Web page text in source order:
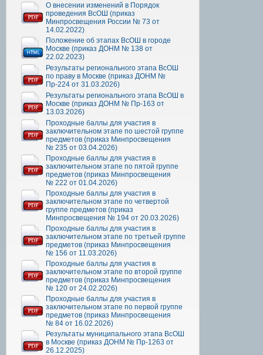
О внесении изменений в Порядок
проведения ВсОШ (приказ
Минпросвещения России № 73 от
14.02.2022)
Положение об этапах ВсОШ в городе
Москве (приказ ДОНМ № 138 от
22.02.2023)
Результаты регионального этапа ВсОШ
по праву в Москве (приказ ДОНМ №
Пр-224 от 31.03.2026)
Результаты регионального этапа ВсОШ в
Москве (приказ ДОНМ № Пр-163 от
13.03.2026)
Проходные баллы для участия в
заключительном этапе по шестой группе
предметов (приказ Минпросвещения
№ 235 от 03.04.2026)
Проходные баллы для участия в
заключительном этапе по пятой группе
предметов (приказ Минпросвещения
№ 222 от 01.04.2026)
Проходные баллы для участия в
заключительном этапе по четвертой
группе предметов (приказ
Минпросвещения № 194 от 20.03.2026)
Проходные баллы для участия в
заключительном этапе по третьей группе
предметов (приказ Минпросвещения
№ 156 от 11.03.2026)
Проходные баллы для участия в
заключительном этапе по второй группе
предметов (приказ Минпросвещения
№ 120 от 24.02.2026)
Проходные баллы для участия в
заключительном этапе по первой группе
предметов (приказ Минпросвещения
№ 84 от 16.02.2026)
Результаты муниципального этапа ВсОШ
в Москве (приказ ДОНМ № Пр-1263 от
26.12.2025)